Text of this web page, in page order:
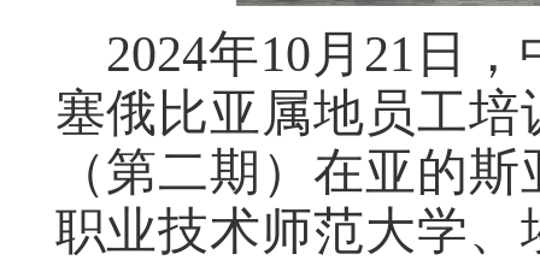
2024年10月21日
塞俄比亚属地员工
（第二期）在亚的
职业技术师范大学